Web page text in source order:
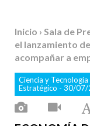
Inicio › Sala de
el lanzamiento
acompañar a
Ciencia y Tecnología
Estratégico - 30/07/